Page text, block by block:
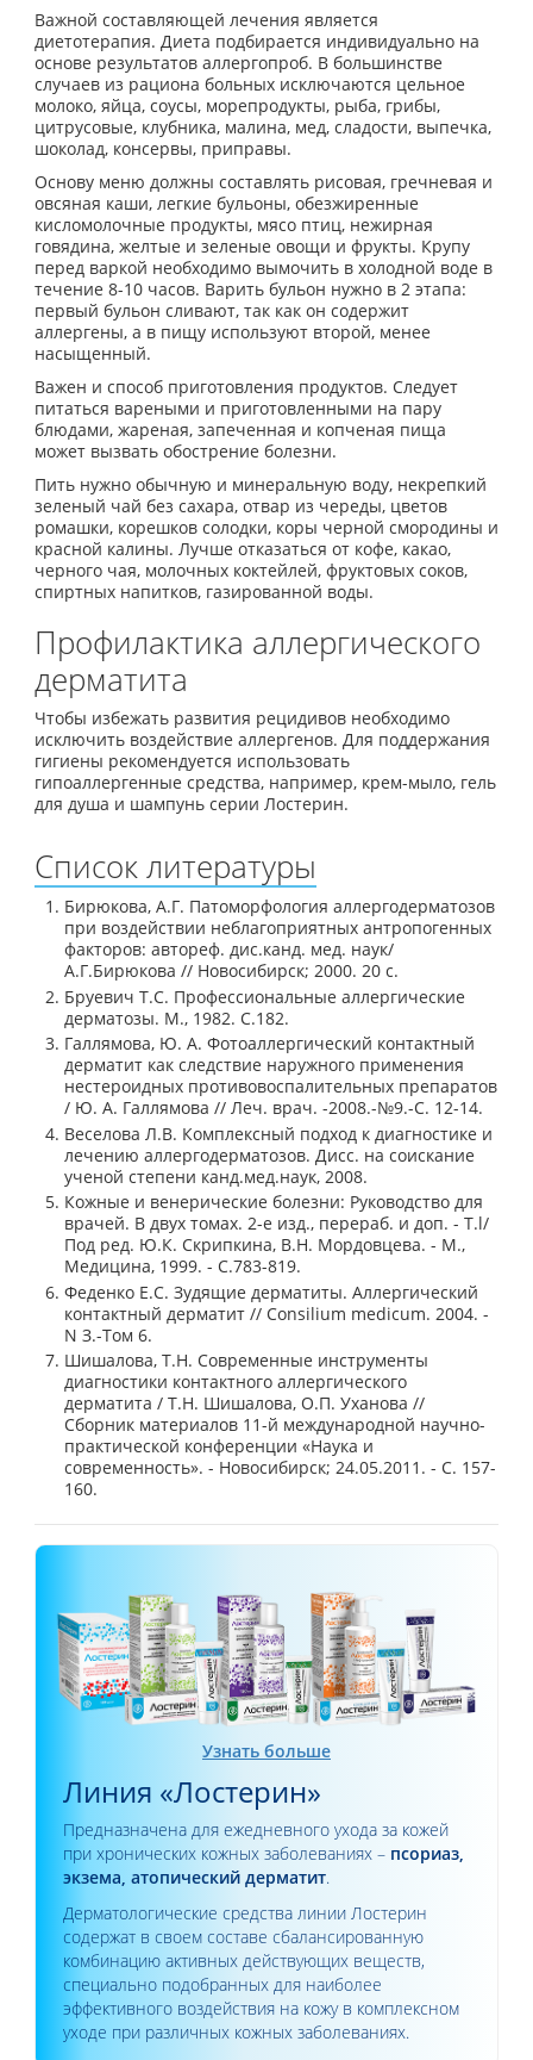
Важной составляющей лечения является
диетотерапия. Диета подбирается индивидуально на
основе результатов аллергопроб. В большинстве
случаев из рациона больных исключаются цельное
молоко, яйца, соусы, морепродукты, рыба, грибы,
цитрусовые, клубника, малина, мед, сладости, выпечка,
шоколад, консервы, приправы.
Основу меню должны составлять рисовая, гречневая и
овсяная каши, легкие бульоны, обезжиренные
кисломолочные продукты, мясо птиц, нежирная
говядина, желтые и зеленые овощи и фрукты. Крупу
перед варкой необходимо вымочить в холодной воде в
течение 8-10 часов. Варить бульон нужно в 2 этапа:
первый бульон сливают, так как он содержит
аллергены, а в пищу используют второй, менее
насыщенный.
Важен и способ приготовления продуктов. Следует
питаться вареными и приготовленными на пару
блюдами, жареная, запеченная и копченая пища
может вызвать обострение болезни.
Пить нужно обычную и минеральную воду, некрепкий
зеленый чай без сахара, отвар из череды, цветов
ромашки, корешков солодки, коры черной смородины и
красной калины. Лучше отказаться от кофе, какао,
черного чая, молочных коктейлей, фруктовых соков,
спиртных напитков, газированной воды.
Профилактика аллергического
дерматита
Чтобы избежать развития рецидивов необходимо
исключить воздействие аллергенов. Для поддержания
гигиены рекомендуется использовать
гипоаллергенные средства, например, крем-мыло, гель
для душа и шампунь серии Лостерин.
Список литературы
Бирюкова, А.Г. Патоморфология аллергодерматозов
при воздействии неблагоприятных антропогенных
факторов: автореф. дис.канд. мед. наук/
А.Г.Бирюкова // Новосибирск; 2000. 20 с.
Бруевич Т.С. Профессиональные аллергические
дерматозы. М., 1982. С.182.
Галлямова, Ю. А. Фотоаллергический контактный
дерматит как следствие наружного применения
нестероидных противовоспалительных препаратов
/ Ю. А. Галлямова // Леч. врач. -2008.-№9.-С. 12-14.
Веселова Л.В. Комплексный подход к диагностике и
лечению аллергодерматозов. Дисс. на соискание
ученой степени канд.мед.наук, 2008.
Кожные и венерические болезни: Руководство для
врачей. В двух томах. 2-е изд., перераб. и доп. - T.l/
Под ред. Ю.К. Скрипкина, В.Н. Мордовцева. - М.,
Медицина, 1999. - С.783-819.
Феденко Е.С. Зудящие дерматиты. Аллергический
контактный дерматит // Consilium medicum. 2004. -
N З.-Том 6.
Шишалова, Т.Н. Современные инструменты
диагностики контактного аллергического
дерматита / Т.Н. Шишалова, О.П. Уханова //
Сборник материалов 11-й международной научно-
практической конференции «Наука и
современность». - Новосибирск; 24.05.2011. - С. 157-
160.
Узнать больше
Линия «Лостерин»
Предназначена для ежедневного ухода за кожей
при хронических кожных заболеваниях – псориаз,
экзема, атопический дерматит.
Дерматологические средства линии Лостерин
содержат в своем составе сбалансированную
комбинацию активных действующих веществ,
специально подобранных для наиболее
эффективного воздействия на кожу в комплексном
уходе при различных кожных заболеваниях.